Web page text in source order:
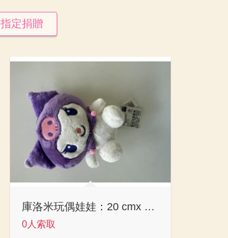
指定捐贈
庫洛米玩偶娃娃：20 cmx 25 cm
0人索取